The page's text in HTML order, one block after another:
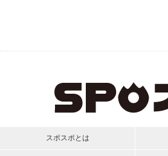
スポスポとは